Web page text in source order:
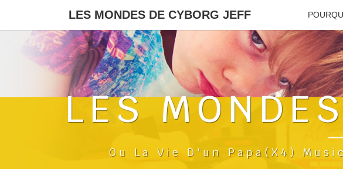
LES MONDES DE CYBORG JEFF
LES
Ou La Vie D'un Papa(x4)